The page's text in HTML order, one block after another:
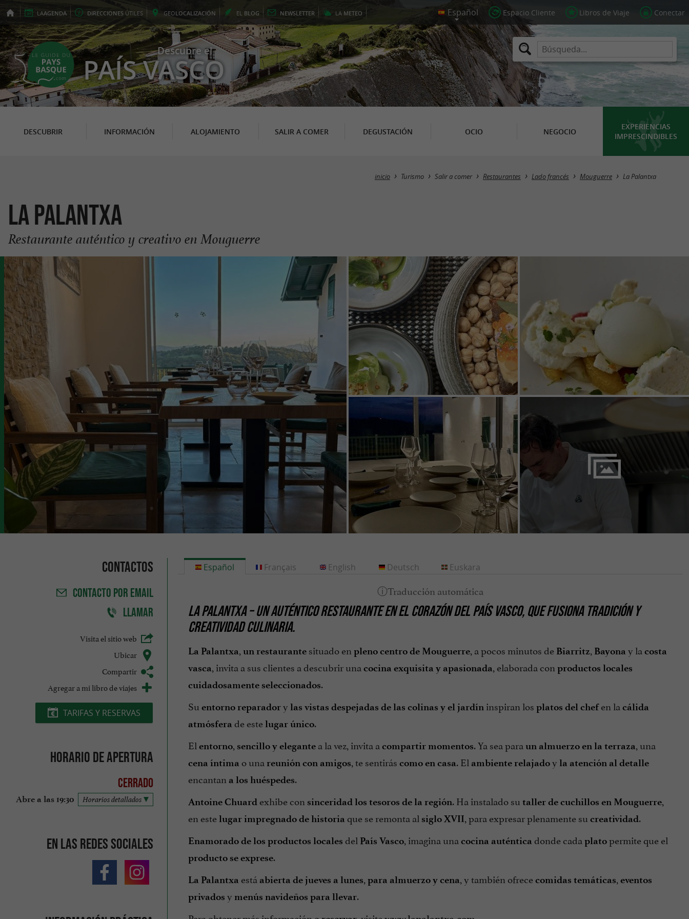
LAAGENDA DIRECCIONES ÚTILES GEOLOCALIZACIÓN EL BLOG NEWSLETTER LA METEO Espacio Cliente Libros de Viaje Conectar
Descubre el
PAÍS VASCO
DESCUBRIR INFORMACIÓN ALOJAMIENTO SALIR A COMER DEGUSTACIÓN OCIO NEGOCIO
EXPERIENCIAS
IMPRESCINDIBLES
inicio Turismo Salir a comer Restaurantes Lado francés Mouguerre La Palantxa
La Palantxa
Restaurante auténtico y creativo en Mouguerre
Contactos
CONTACTO POR EMAIL
LLAMAR
Visita el sitio web
Ubicar
Compartir
Agregar a mi libro de viajes
TARIFAS Y RESERVAS
Horario de apertura
Cerrado
Abre a las 19:30 Horarios detallados
En las redes sociales
Español
LA PALANTXA– UN AUTÉNTICO RESTAURANTE EN EL CORAZÓN DEL PAÍS VASCO, QUE FUSIONA TRADICIÓNY
CREATIVIDAD CULINARIA.
La Palantxa, un restaurantesituado en pleno centro de Mouguerre, a pocos minutos de Biarritz, Bayona y la costa
vasca, invita a sus clientes a descubrir una cocina exquisita y apasionada, elaborada con productos locales
cuidadosamente seleccionados.
Su entorno reparadory las vistas despejadas de las colinas y el jardín inspiran los platos del chefen la cálida
atmósfera de estelugar único.
El entorno, sencillo y elegantea la vez, invita a compartir momentos. Ya sea para un almuerzo en la terraza, una
cena íntima o una reunión con amigos, te sentirás como en casa. El ambiente relajadoy la atención al detalle
encantan a los huéspedes.
Antoine Chuard exhibe con sinceridadlos tesoros de la región. Ha instalado su taller de cuchillos en Mouguerre,
en estelugar impregnado de historia que se remonta al siglo XVII, para expresar plenamente su creatividad.
Enamorado de los productos locales del País Vasco, imagina una cocina auténtica donde cada platopermite que el
producto se exprese.
La Palantxa está abierta de jueves a lunes, para almuerzo y cena, y también ofrececomidas temáticas, eventos
privados y menús navideños para llevar.
Français English Deutsch Euskara